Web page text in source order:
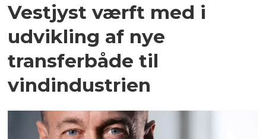
Vestjyst værft med i
udvikling af nye
transferbåde til
vindindustrien